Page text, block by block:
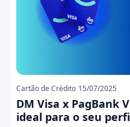
Cartão de Crédito 15/07/2025
DM Visa x PagBank
ideal para o seu